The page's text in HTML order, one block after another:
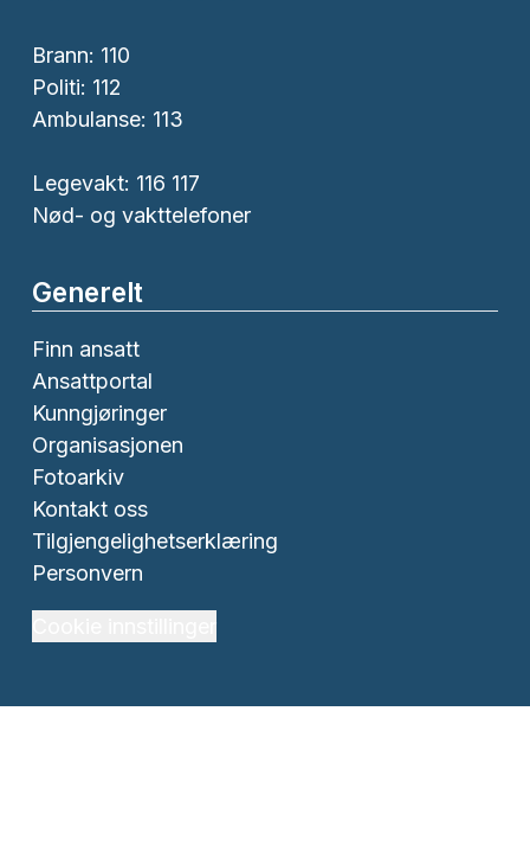
Brann: 110
Politi: 112
Ambulanse: 113
Legevakt: 116 117
Nød- og vakttelefoner
Generelt
Finn ansatt
Ansattportal
Kunngjøringer
Organisasjonen
Fotoarkiv
Kontakt oss
Tilgjengelighetserklæring
Personvern